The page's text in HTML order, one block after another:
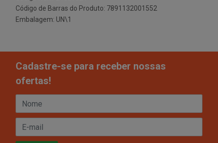
Código de Barras do Produto: 7891132001552
Embalagem: UN\1
Cadastre-se para receber nossas
ofertas!